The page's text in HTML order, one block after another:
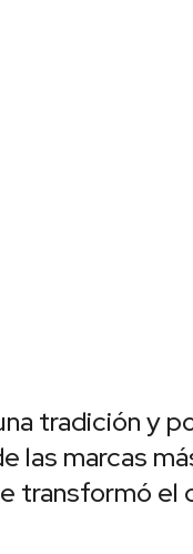
tradición y
las marcas
transformó el